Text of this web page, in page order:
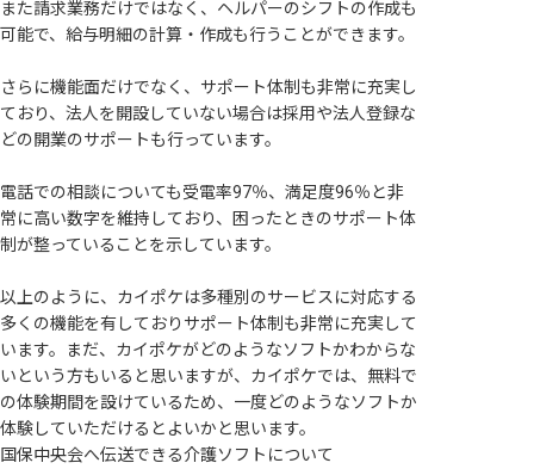
また請求業務だけではなく、ヘルパーのシフトの作成も
可能で、給与明細の計算・作成も行うことができます。
さらに機能面だけでなく、サポート体制も非常に充実し
ており、法人を開設していない場合は採用や法人登録な
どの開業のサポートも行っています。
電話での相談についても受電率97％、満足度96％と非
常に高い数字を維持しており、困ったときのサポート体
制が整っていることを示しています。
以上のように、カイポケは多種別のサービスに対応する
多くの機能を有しておりサポート体制も非常に充実して
います。まだ、カイポケがどのようなソフトかわからな
いという方もいると思いますが、カイポケでは、無料で
の体験期間を設けているため、一度どのようなソフトか
体験していただけるとよいかと思います。
国保中央会へ伝送できる介護ソフトについて